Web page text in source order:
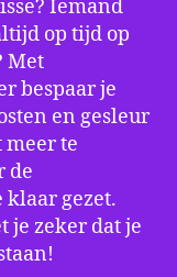
Iemand
op tijd op
Met
bespaar je
en gesleur
meer te
de
gezet.
je zeker dat je